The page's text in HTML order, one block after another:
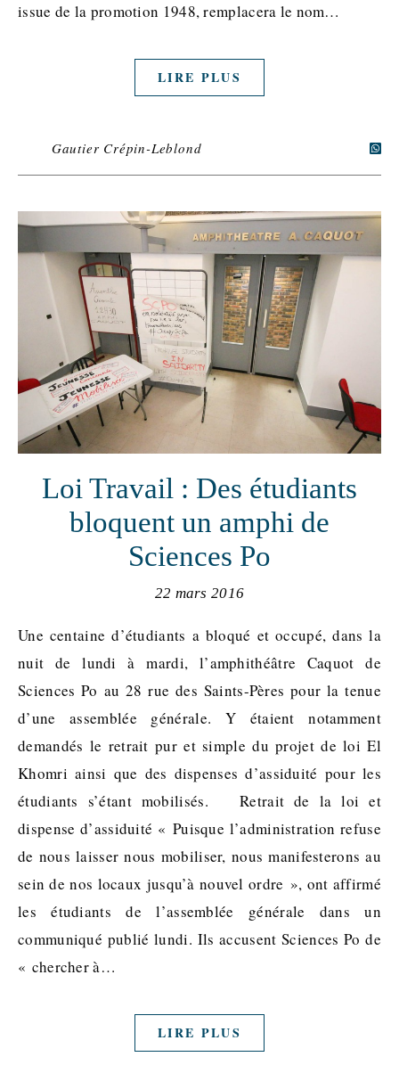
issue de la promotion 1948, remplacera le nom…
LIRE PLUS
Gautier Crépin-Leblond
Loi Travail : Des étudiants
bloquent un amphi de
Sciences Po
22 mars 2016
Une centaine d’étudiants a bloqué et occupé, dans la
nuit de lundi à mardi, l’amphithéâtre Caquot de
Sciences Po au 28 rue des Saints-Pères pour la tenue
d’une assemblée générale. Y étaient notamment
demandés le retrait pur et simple du projet de loi El
Khomri ainsi que des dispenses d’assiduité pour les
étudiants s’étant mobilisés. Retrait de la loi et
dispense d’assiduité « Puisque l’administration refuse
de nous laisser nous mobiliser, nous manifesterons au
sein de nos locaux jusqu’à nouvel ordre », ont affirmé
les étudiants de l’assemblée générale dans un
communiqué publié lundi. Ils accusent Sciences Po de
« chercher à…
LIRE PLUS